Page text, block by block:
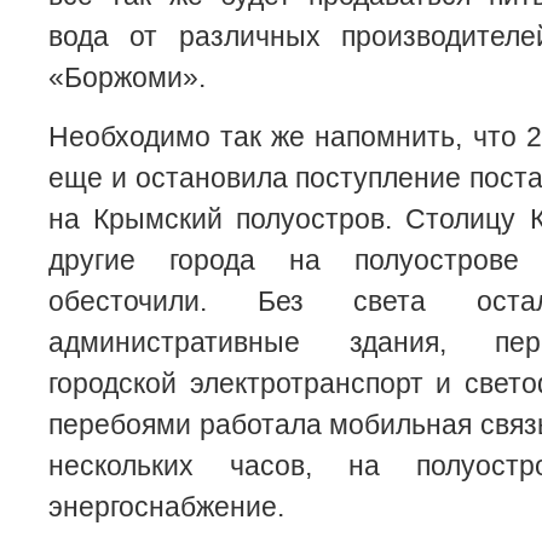
вода от различных
«Боржоми».
Необходимо так же напомнить, что
еще и остановила поступление
на Крымский полуостров. Столицу
другие города на полуострове
обесточили. Без света
административные здания,
городской электротранспорт и
перебоями работала мобильная
нескольких часов, на
энергоснабжение.